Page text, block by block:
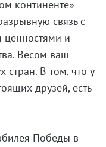
континенте»
связь с
и
Весом ваш
стран. В том, что у
друзей, есть
Победы в